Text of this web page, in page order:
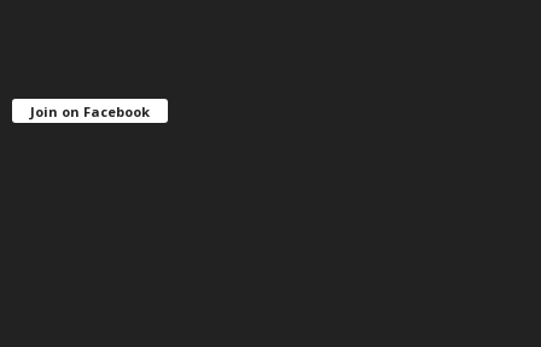
Join on Facebook